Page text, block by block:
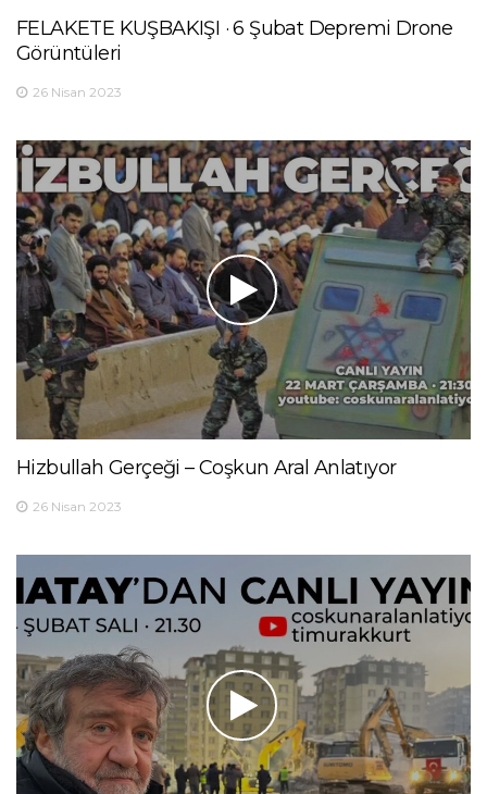
FELAKETE KUŞBAKIŞI · 6 Şubat Depremi Drone
Görüntüleri
26 Nisan 2023
Hizbullah Gerçeği – Coşkun Aral Anlatıyor
26 Nisan 2023